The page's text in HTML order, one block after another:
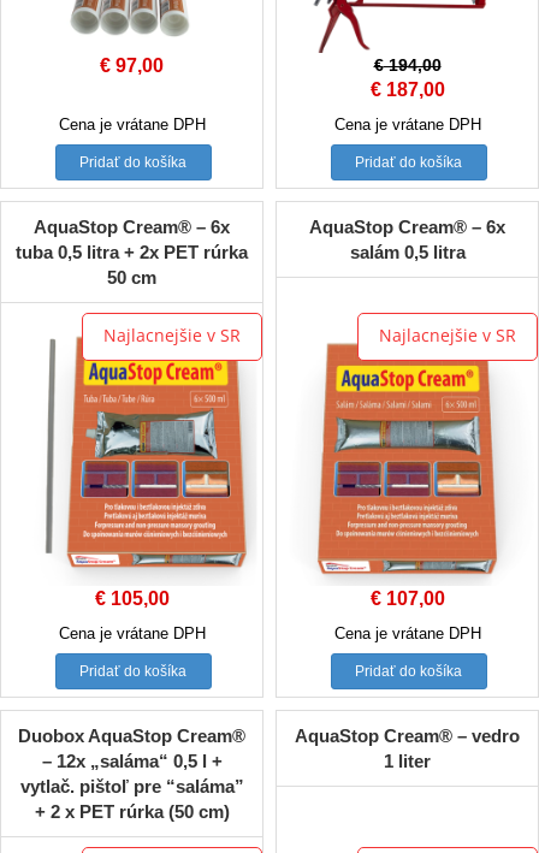
€ 97,00
Cena je vrátane DPH
Pridať do košíka
€194,00
Original
price
was:
€ 194,00.
€187,00Current
price
is:
€ 187,00.
Cena je vrátane DPH
Pridať do košíka
AquaStop Cream® – 6x
tuba 0,5 litra + 2x PET rúrka
50 cm
Najlacnejšie v SR
€105,00
Cena je vrátane DPH
Pridať do košíka
AquaStop Cream® – 6x
salám 0,5 litra
Najlacnejšie v SR
€107,00
Cena je vrátane DPH
Pridať do košíka
Duobox AquaStop Cream®
– 12x „saláma“ 0,5 l +
vytlač. pištoľ pre “saláma”
+ 2 x PET rúrka (50 cm)
AquaStop Cream® – vedro
1 liter